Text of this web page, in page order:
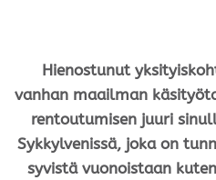
Hienostunut
vanhan maailman
rentoutumisen juuri
Sykkylvenissä, joka on
syvistä vuonoistaan